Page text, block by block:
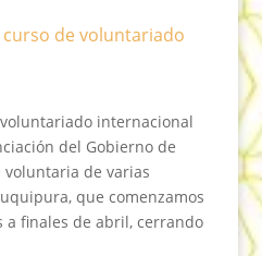
de voluntariado
internacional
del Gobierno de
voluntaria de varias
que comenzamos
finales de abril, cerrando